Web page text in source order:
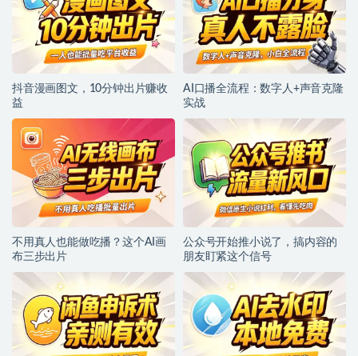
抖音漫画图文，10分钟出片赚收
益
AI口播全流程：数字人+声音克隆
实战
不用真人也能做吃播？这个AI画
布三步出片
公众号开始推小说了，搞内容的
朋友盯紧这个信号